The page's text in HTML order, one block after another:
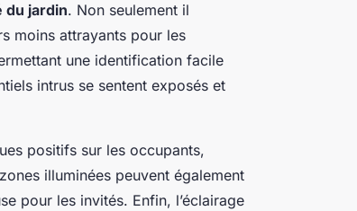
du jardin. Non seulement il
moins attrayants pour les
une identification facile
intrus se sentent exposés et
positifs sur les occupants,
illuminées peuvent également
pour les invités. Enfin, l’éclairage